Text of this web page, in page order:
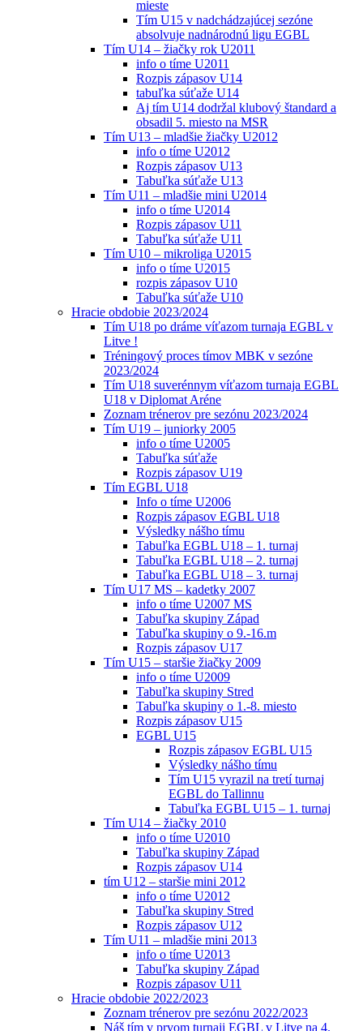
mieste
Tím U15 v nadchádzajúcej sezóne
absolvuje nadnárodnú ligu EGBL
Tím U14 – žiačky rok U2011
info o tíme U2011
Rozpis zápasov U14
tabuľka súťaže U14
Aj tím U14 dodržal klubový štandard a
obsadil 5. miesto na MSR
Tím U13 – mladšie žiačky U2012
info o tíme U2012
Rozpis zápasov U13
Tabuľka súťaže U13
Tím U11 – mladšie mini U2014
info o tíme U2014
Rozpis zápasov U11
Tabuľka súťaže U11
Tím U10 – mikroliga U2015
info o tíme U2015
rozpis zápasov U10
Tabuľka súťaže U10
Hracie obdobie 2023/2024
Tím U18 po dráme víťazom turnaja EGBL v
Litve !
Tréningový proces tímov MBK v sezóne
2023/2024
Tím U18 suverénnym víťazom turnaja EGBL
U18 v Diplomat Aréne
Zoznam trénerov pre sezónu 2023/2024
Tím U19 – juniorky 2005
info o tíme U2005
Tabuľka súťaže
Rozpis zápasov U19
Tím EGBL U18
Info o tíme U2006
Rozpis zápasov EGBL U18
Výsledky nášho tímu
Tabuľka EGBL U18 – 1. turnaj
Tabuľka EGBL U18 – 2. turnaj
Tabuľka EGBL U18 – 3. turnaj
Tím U17 MS – kadetky 2007
info o tíme U2007 MS
Tabuľka skupiny Západ
Tabuľka skupiny o 9.-16.m
Rozpis zápasov U17
Tím U15 – staršie žiačky 2009
info o tíme U2009
Tabuľka skupiny Stred
Tabuľka skupiny o 1.-8. miesto
Rozpis zápasov U15
EGBL U15
Rozpis zápasov EGBL U15
Výsledky nášho tímu
Tím U15 vyrazil na tretí turnaj
EGBL do Tallinnu
Tabuľka EGBL U15 – 1. turnaj
Tím U14 – žiačky 2010
info o tíme U2010
Tabuľka skupiny Západ
Rozpis zápasov U14
tím U12 – staršie mini 2012
info o tíme U2012
Tabuľka skupiny Stred
Rozpis zápasov U12
Tím U11 – mladšie mini 2013
info o tíme U2013
Tabuľka skupiny Západ
Rozpis zápasov U11
Hracie obdobie 2022/2023
Zoznam trénerov pre sezónu 2022/2023
Náš tím v prvom turnaji EGBL v Litve na 4.